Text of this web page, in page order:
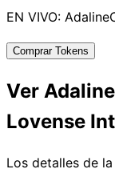
EN VIVO:
Comprar Tokens
Ver
Lovense
Los detalles de